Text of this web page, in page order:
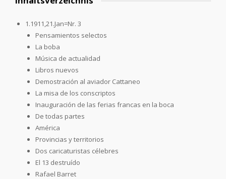
1.1911,21.Jan=Nr. 3
Pensamientos selectos
La boba
Música de actualidad
Libros nuevos
Demostración al aviador Cattaneo
La misa de los conscriptos
Inauguración de las ferias francas en la boca
De todas partes
América
Provincias y territorios
Dos caricaturistas célebres
El 13 destruído
Rafael Barret